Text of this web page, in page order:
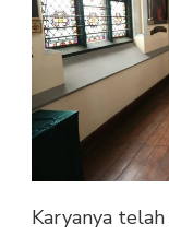
Karyanya